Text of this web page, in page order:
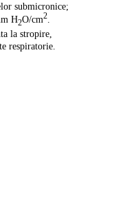
submicronice;
H2O/cm2.
la stropire,
respiratorie.